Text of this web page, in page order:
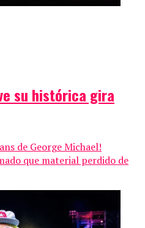
su histórica gira
de George Michael!
que material perdido de